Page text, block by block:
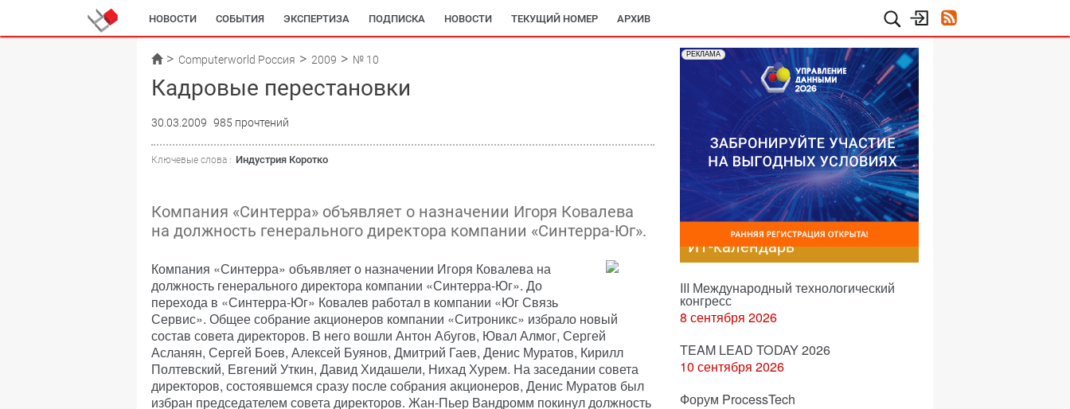
НОВОСТИ СОБЫТИЯ ЭКСПЕРТИЗА ПОДПИСКА НОВОСТИ ТЕКУЩИЙ НОМЕР АРХИВ
Computerworld Россия 2009 № 10
Кадровые перестановки
30.03.2009 985 прочтений
Ключевые слова : Индустрия Коротко
Компания «Синтерра» объявляет о назначении Игоря Ковалева
на должность генерального директора компании «Синтерра-Юг».
Компания «Синтерра» объявляет о назначении Игоря Ковалева на
должность генерального директора компании «Синтерра-Юг». До
перехода в «Синтерра-Юг» Ковалев работал в компании «Юг Связь
Сервис». Общее собрание акционеров компании «Ситроникс» избрало новый
состав совета директоров. В него вошли Антон Абугов, Ювал Алмог, Сергей
Асланян, Сергей Боев, Алексей Буянов, Дмитрий Гаев, Денис Муратов, Кирилл
Полтевский, Евгений Уткин, Давид Хидашели, Нихад Хурем. На заседании совета
директоров, состоявшемся сразу после собрания акционеров, Денис Муратов был
избран председателем совета директоров. Жан-Пьер Вандромм покинул должность
РЕКЛАМА
ИТ-календарь
III Международный технологический
конгресс
8 сентября 2026
TEAM LEAD TODAY 2026
10 сентября 2026
Форум ProcessTech